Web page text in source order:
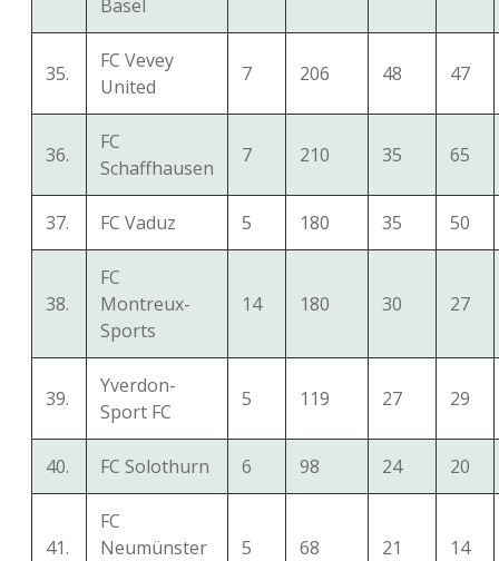
Basel
35.
FC Vevey
United
7 206 48 47
36.
FC
Schaffhausen
7 210 35 65
37. FC Vaduz 5 180 35 50
38.
FC
Montreux-
Sports
14 180 30 27
39.
Yverdon-
Sport FC
5 119 27 29
40. FC Solothurn 6 98 24 20
41.
FC
Neumünster
5 68 21 14